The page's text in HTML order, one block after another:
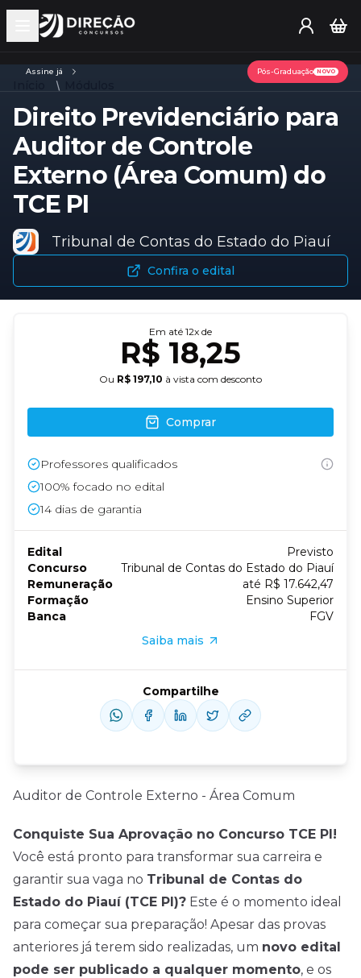
Open main menu
Assine já Pós-Graduação NOVO
Direito Previdenciário para
Auditor de Controle
Externo (Área Comum) do
TCE PI
Tribunal de Contas do Estado do Piauí
Confira o edital
Auditor de Controle Externo - Área Comum
Conquiste Sua Aprovação no Concurso TCE PI!
Você está pronto para transformar sua carreira e
garantir sua vaga no Tribunal de Contas do
Estado do Piauí (TCE PI)? Este é o momento ideal
para começar sua preparação! Apesar das provas
anteriores já terem sido realizadas, um novo edital
pode ser publicado a qualquer momento, e os
Em até 12x de
R$ 18,25
Ou R$ 197,10 à vista com desconto
Comprar
Professores qualificados
100% focado no edital
14 dias de garantia
Edital
Previsto
Concurso
Tribunal de Contas do Estado do Piauí
Remuneração
até R$ 17.642,47
Formação
Ensino Superior
Banca
FGV
Saiba mais
Compartilhe